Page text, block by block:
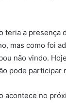
teria a presença
mas como foi
não vindo.
pode participar
acontece no